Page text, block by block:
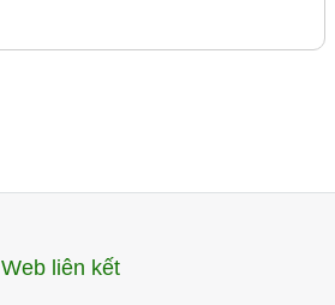
Web liên kết